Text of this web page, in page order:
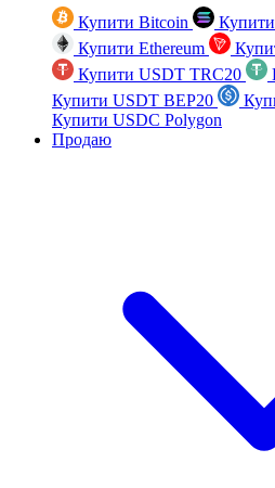
Купити Bitcoin
Купити Ethereum
Купити USDT TRC20
Купити USDT BEP20
Купити USDC Polygon
Продаю